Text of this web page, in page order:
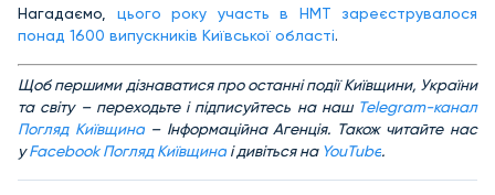
Нагадаємо, цього року участь в НМТ зареєструвалося
понад 1600 випускників Київської області.
Щоб першими дізнаватися про останні події Київщини, України
та світу – переходьте і підписуйтесь на наш Telegram-канал
Погляд Київщина– Інформаційна Агенція. Також читайте нас
уFacebook Погляд Київщина і дивіться на YouTube.